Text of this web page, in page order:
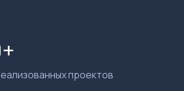
проектов